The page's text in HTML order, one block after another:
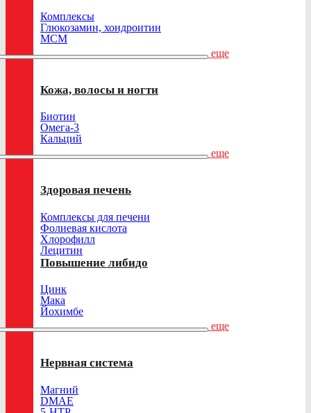
Комплексы
Глюкозамин, хондроитин
МСМ
еще
Кожа, волосы и ногти
Биотин
Омега-3
Кальций
еще
Здоровая печень
Комплексы для печени
Фолиевая кислота
Хлорофилл
Лецитин
Повышение либидо
Цинк
Мака
Йохимбе
еще
Нервная система
Магний
DMAE